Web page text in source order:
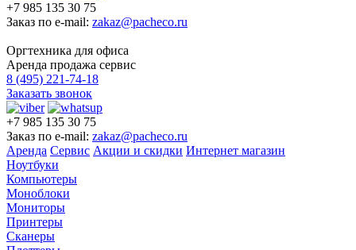
+7 985 135 30 75
Заказ по e-mail: zakaz@pacheco.ru
Оргтехника для офиса
Аренда продажа сервис
8 (495) 221-74-18
Заказать звонок
+7 985 135 30 75
Заказ по e-mail: zakaz@pacheco.ru
Аренда Сервис Акции и скидки Интернет магазин
Ноутбуки
Компьютеры
Моноблоки
Мониторы
Принтеры
Сканеры